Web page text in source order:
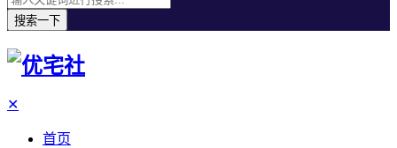
搜索一下
✕
首页